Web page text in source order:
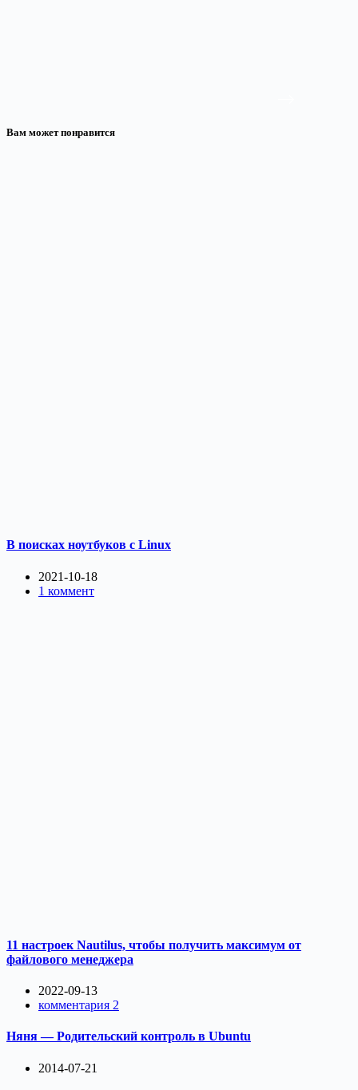
Вам может понравится
В поисках ноутбуков с Linux
2021-10-18
1 коммент
11 настроек Nautilus, чтобы получить максимум от
файлового менеджера
2022-09-13
комментария 2
Няня — Родительский контроль в Ubuntu
2014-07-21